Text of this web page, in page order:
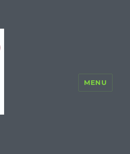
MENU